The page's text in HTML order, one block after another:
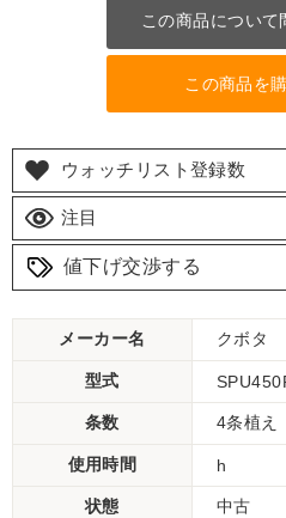
この商品について
この商品を
ウォッチリスト登録数
注目
値下げ交渉する
メーカー名 クボタ
型式
条数 4条植え
使用時間 h
状態 中古